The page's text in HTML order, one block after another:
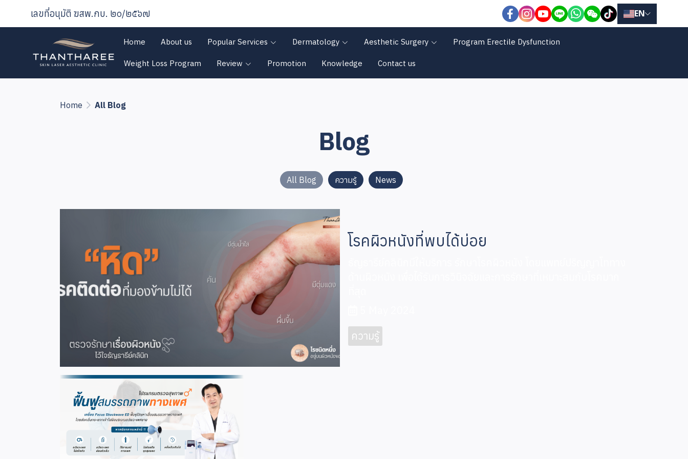
เลขที่อนุมัติ ฆสพ.กบ. ๒๐/๒๕๖๗ EN
Home About us Popular Services Dermatology Aesthetic Surgery Program Erectile Dysfunction
Weight Loss Program Review Promotion Knowledge Contact us
Home All Blog
Blog
All Blog ความรู้ News
โรคผิวหนังที่พบได้บ่อย
ความรู้